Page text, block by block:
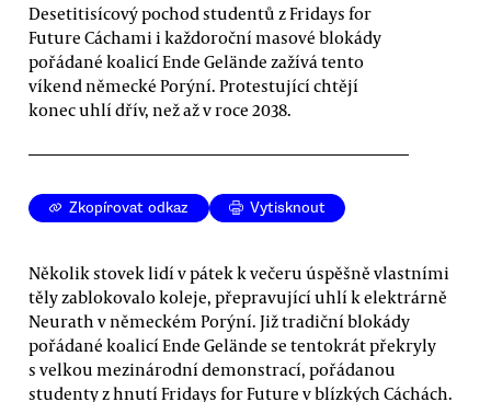
Desetitisícový pochod studentů z Fridays for
Future Cáchami i každoroční masové blokády
pořádané koalicí Ende Gelände zažívá tento
víkend německé Porýní. Protestující chtějí
konec uhlí dřív, než až v roce 2038.
Zkopírovat odkaz Vytisknout
Několik stovek lidí v pátek k večeru úspěšně vlastními
těly zablokovalo koleje, přepravující uhlí k elektrárně
Neurath v německém Porýní. Již tradiční blokády
pořádané koalicí Ende Gelände se tentokrát překryly
s velkou mezinárodní demonstrací, pořádanou
studenty z hnutí Fridays for Future v blízkých Cáchách.